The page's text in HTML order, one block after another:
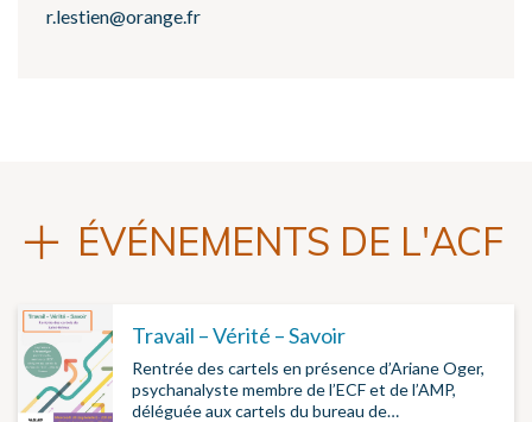
r.lestien@orange.fr
ÉVÉNEMENTS DE L'ACF
Travail – Vérité – Savoir
Rentrée des cartels en présence d’Ariane Oger,
psychanalyste membre de l’ECF et de l’AMP,
déléguée aux cartels du bureau de…